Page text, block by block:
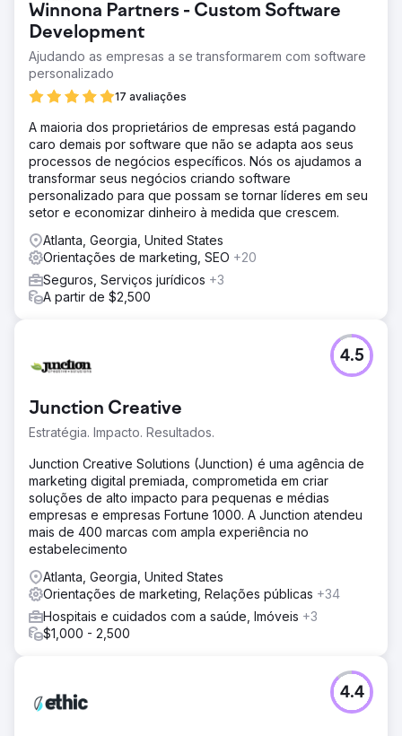
Winnona Partners - Custom Software
Development
Ajudando as empresas a se transformarem com software
personalizado
17 avaliações
A maioria dos proprietários de empresas está pagando
caro demais por software que não se adapta aos seus
processos de negócios específicos. Nós os ajudamos a
transformar seus negócios criando software
personalizado para que possam se tornar líderes em seu
setor e economizar dinheiro à medida que crescem.
Atlanta, Georgia, United States
Orientações de marketing, SEO +20
Seguros, Serviços jurídicos +3
A partir de $2,500
Junction Creative
Estratégia. Impacto. Resultados.
4.5
Junction Creative Solutions (Junction) é uma agência de
marketing digital premiada, comprometida em criar
soluções de alto impacto para pequenas e médias
empresas e empresas Fortune 1000. A Junction atendeu
mais de 400 marcas com ampla experiência no
estabelecimento
Atlanta, Georgia, United States
Orientações de marketing, Relações públicas +34
Hospitais e cuidados com a saúde, Imóveis +3
$1,000 - 2,500
4.4